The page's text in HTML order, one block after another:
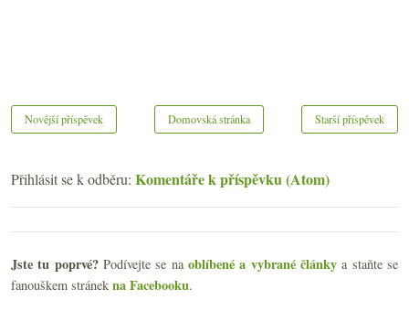
Novější příspěvek Starší příspěvek
Domovská stránka
Přihlásit se k odběru: Komentáře k příspěvku (Atom)
Jste tu poprvé?Podívejte se naoblíbené a vybrané články a staňte se
fanouškem stránek na Facebooku.